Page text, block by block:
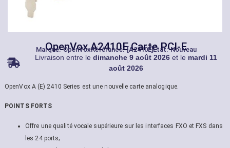
OpenVox A2410E Carte PCI-E
Marque:OpenVoxRéférance: [A2410E]État: Nouveau
Livraison entre le dimanche 9 août 2026et le mardi 11
août 2026
OpenVox A (E) 2410 Series est une nouvelle carte analogique.
POINTS FORTS
Offre une qualité vocale supérieure sur les interfaces FXO et FXS dans
les 24 ports;